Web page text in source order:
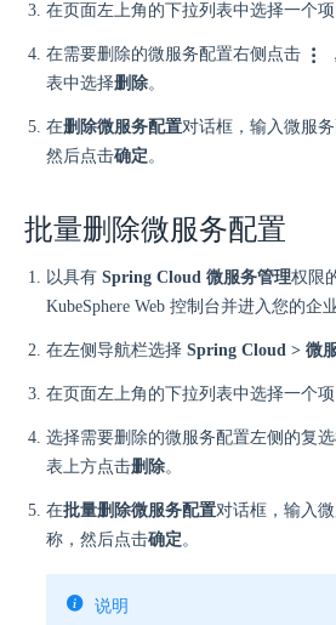
在页面左上角的下拉列表中选择一个项
在需要删除的微服务配置右侧点击
表中选择删除。
在删除微服务配置对话框，输入微服务
然后点击确定。
批量删除微服务配置
以具有 Spring Cloud 微服务管理权限
KubeSphere Web 控制台并进入您的企
在左侧导航栏选择 Spring Cloud > 微
在页面左上角的下拉列表中选择一个项
选择需要删除的微服务配置左侧的复
表上方点击删除。
在批量删除微服务配置对话框，输入
称，然后点击确定。
说明